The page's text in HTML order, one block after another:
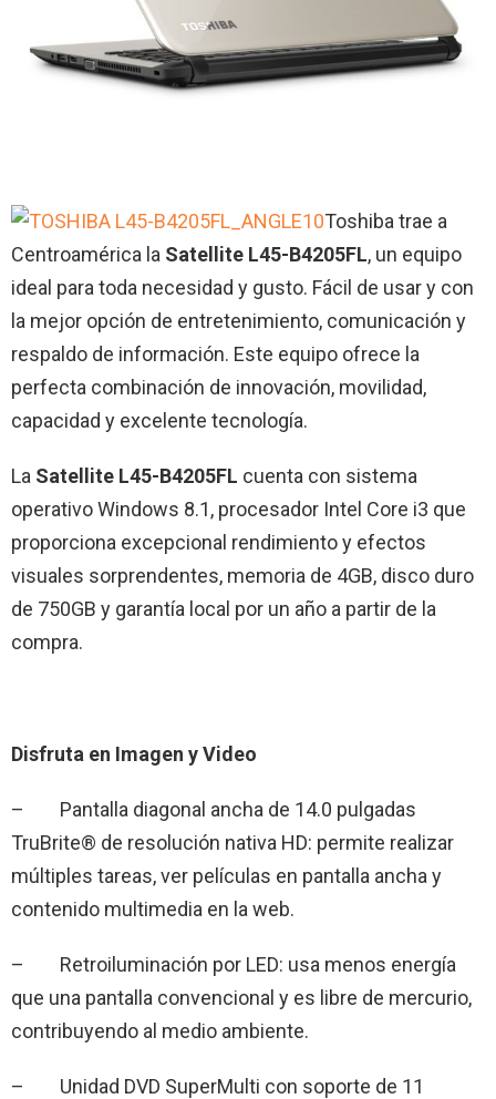
Toshiba trae a
Centroamérica la Satellite L45-B4205FL, un equipo
ideal para toda necesidad y gusto. Fácil de usar y con
la mejor opción de entretenimiento, comunicación y
respaldo de información. Este equipo ofrece la
perfecta combinación de innovación, movilidad,
capacidad y excelente tecnología.
La Satellite L45-B4205FL cuenta con sistema
operativo Windows 8.1, procesador Intel Core i3 que
proporciona excepcional rendimiento y efectos
visuales sorprendentes, memoria de 4GB, disco duro
de 750GB y garantía local por un año a partir de la
compra.
Disfruta en Imagen y Video
– Pantalla diagonal ancha de 14.0 pulgadas
TruBrite® de resolución nativa HD: permite realizar
múltiples tareas, ver películas en pantalla ancha y
contenido multimedia en la web.
– Retroiluminación por LED: usa menos energía
que una pantalla convencional y es libre de mercurio,
contribuyendo al medio ambiente.
– Unidad DVD SuperMulti con soporte de 11